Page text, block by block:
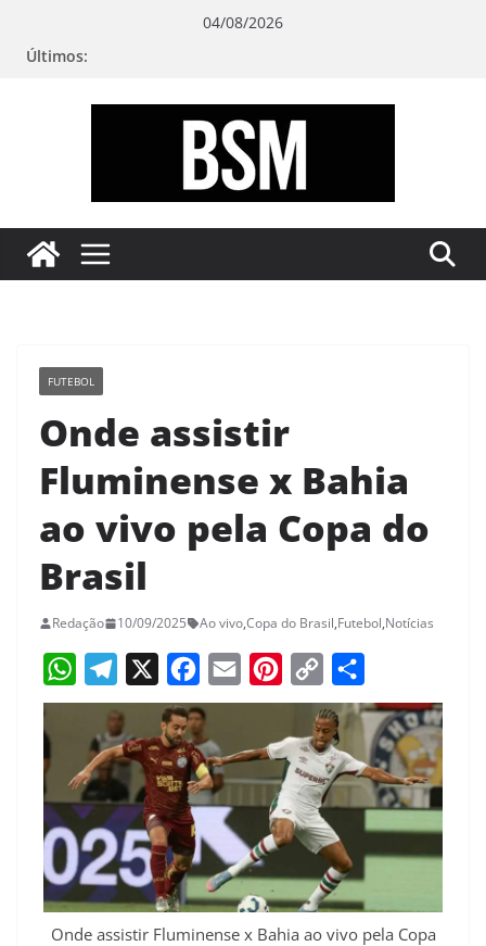
04/08/2026
Últimos:
sua
Mente
FUTEBOL
Onde assistir
Fluminense x Bahia
ao vivo pela Copa do
Brasil
Redação 10/09/2025 Ao vivo,Copa do Brasil,Futebol,Notícias
W
h
a
t
s
A
p
p
T
e
l
e
g
r
a
m
X
F
a
c
e
b
o
o
k
E
m
a
i
P
n
r
e
s
C
o
p
y
L
n
k
S
h
a
e
Onde assistir Fluminense x Bahia ao vivo pela Copa